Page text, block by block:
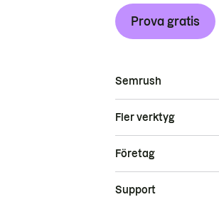
Prova gratis
Semrush
Fler verktyg
Företag
Support